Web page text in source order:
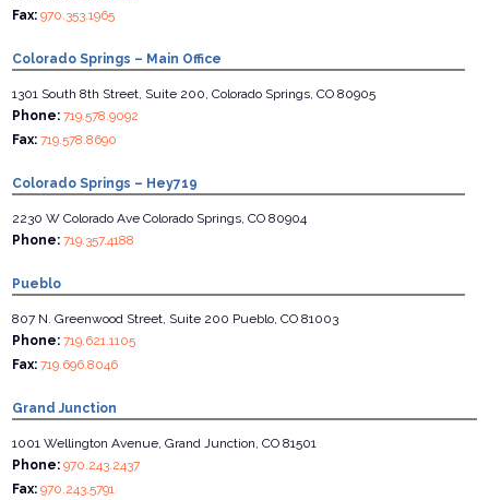
Fax: 970.353.1965
Colorado Springs – Main Office
1301 South 8th Street, Suite 200, Colorado Springs, CO 80905
Phone: 719.578.9092
Fax: 719.578.8690
Colorado Springs – Hey719
2230 W Colorado Ave Colorado Springs, CO 80904
Phone: 719.357.4188
Pueblo
807 N. Greenwood Street, Suite 200 Pueblo, CO 81003
Phone: 719.621.1105
Fax: 719.696.8046
Grand Junction
1001 Wellington Avenue, Grand Junction, CO 81501
Phone: 970.243.2437
Fax: 970.243.5791